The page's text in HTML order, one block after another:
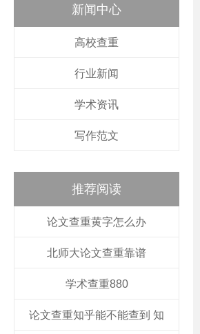
新闻中心
高校查重
行业新闻
学术资讯
写作范文
推荐阅读
论文查重黄字怎么办
北师大论文查重靠谱
学术查重880
论文查重知乎能不能查到 知